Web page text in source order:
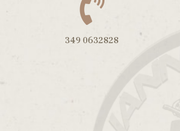
349 0632828